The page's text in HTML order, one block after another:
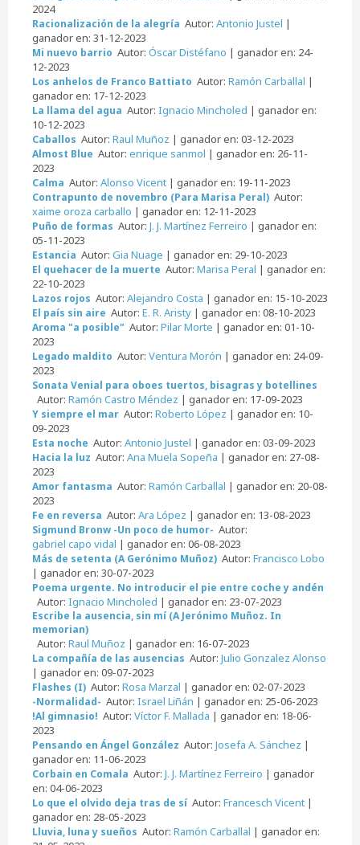
2024
Racionalización de la alegría Autor: Antonio Justel |
ganador en: 31-12-2023
Mi nuevo barrio Autor: Óscar Distéfano | ganador en: 24-
12-2023
Los anhelos de Franco Battiato Autor: Ramón Carballal |
ganador en: 17-12-2023
La llama del agua Autor: Ignacio Mincholed | ganador en:
10-12-2023
Caballos Autor: Raul Muñoz | ganador en: 03-12-2023
Almost Blue Autor: enrique sanmol | ganador en: 26-11-
2023
Calma Autor: Alonso Vicent | ganador en: 19-11-2023
Contrapunto de novembro (Para Marisa Peral) Autor:
xaime oroza carballo | ganador en: 12-11-2023
Puño de formas Autor: J. J. Martínez Ferreiro | ganador en:
05-11-2023
Estancia Autor: Gia Nuage | ganador en: 29-10-2023
El quehacer de la muerte Autor: Marisa Peral | ganador en:
22-10-2023
Lazos rojos Autor: Alejandro Costa | ganador en: 15-10-2023
El país sin aire Autor: E. R. Aristy | ganador en: 08-10-2023
Aroma "a posible" Autor: Pilar Morte | ganador en: 01-10-
2023
Legado maldito Autor: Ventura Morón | ganador en: 24-09-
2023
Sonata Venial para oboes tuertos, bisagras y botellines
Autor: Ramón Castro Méndez | ganador en: 17-09-2023
Y siempre el mar Autor: Roberto López | ganador en: 10-
09-2023
Esta noche Autor: Antonio Justel | ganador en: 03-09-2023
Hacia la luz Autor: Ana Muela Sopeña | ganador en: 27-08-
2023
Amor fantasma Autor: Ramón Carballal | ganador en: 20-08-
2023
Fe en reversa Autor: Ara López | ganador en: 13-08-2023
Sigmund Bronw -Un poco de humor- Autor:
gabriel capo vidal | ganador en: 06-08-2023
Más de setenta (A Gerónimo Muñoz) Autor: Francisco Lobo
| ganador en: 30-07-2023
Poema urgente. No introducir el pie entre coche y andén
Autor: Ignacio Mincholed | ganador en: 23-07-2023
Escribe la ausencia, sin mí (A Jerónimo Muñoz. In
memorian)
Autor: Raul Muñoz | ganador en: 16-07-2023
La compañía de las ausencias Autor: Julio Gonzalez Alonso
| ganador en: 09-07-2023
Flashes (I) Autor: Rosa Marzal | ganador en: 02-07-2023
-Normalidad- Autor: Israel Liñán | ganador en: 25-06-2023
!Al gimnasio! Autor: Víctor F. Mallada | ganador en: 18-06-
2023
Pensando en Ángel González Autor: Josefa A. Sánchez |
ganador en: 11-06-2023
Corbain en Comala Autor: J. J. Martínez Ferreiro | ganador
en: 04-06-2023
Lo que el olvido deja tras de síAutor: Francesch Vicent |
ganador en: 28-05-2023
Lluvia, luna y sueños Autor: Ramón Carballal | ganador en: